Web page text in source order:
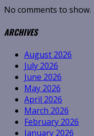
No comments to show.
ARCHIVES
August 2026
July 2026
June 2026
May 2026
April 2026
March 2026
February 2026
January 2026